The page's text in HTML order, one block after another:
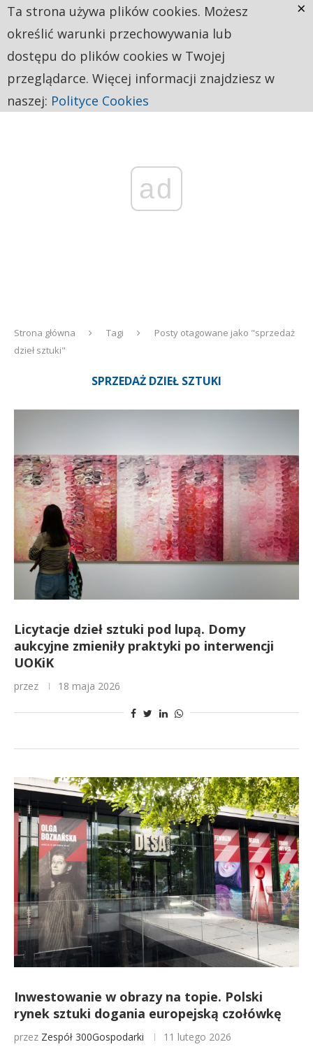
ad
Strona główna Tagi
Posty otagowane jako "sprzedaż
dzieł sztuki"
SPRZEDAŻ DZIEŁ SZTUKI
Licytacje dzieł sztuki pod lupą. Domy
aukcyjne zmieniły praktyki po interwencji
UOKiK
przez 18 maja 2026
Inwestowanie w obrazy na topie. Polski
rynek sztuki dogania europejską czołówkę
przez Zespół 300Gospodarki 11 lutego 2026
Ta strona używa plików cookies. Możesz
określić warunki przechowywania lub
dostępu do plików cookies w Twojej
przeglądarce. Więcej informacji znajdziesz w
naszej: Polityce Cookies
×